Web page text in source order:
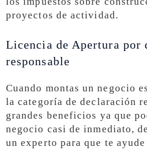
proyectos de actividad.
Licencia de Apertura por
responsable
Cuando montas un negocio
la categoría de declaración
grandes beneficios ya que
negocio casi de inmediato,
un experto para que te